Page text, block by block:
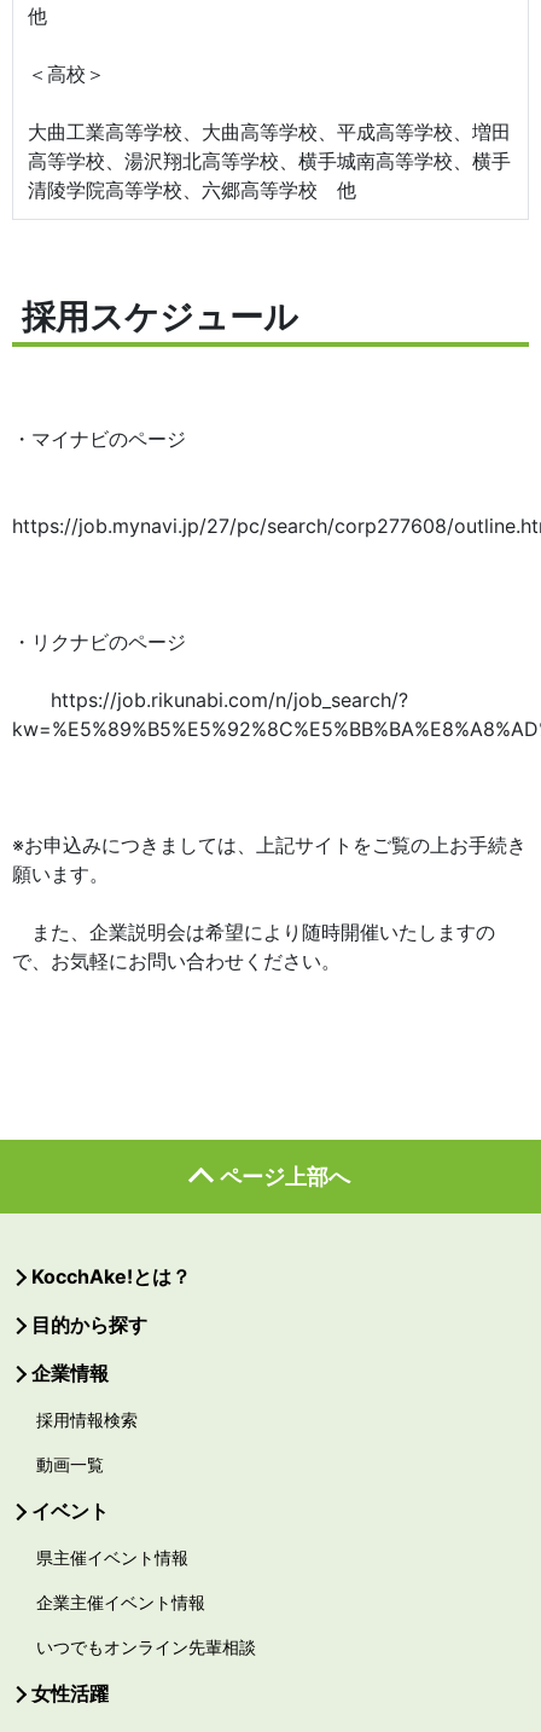
他
＜高校＞
大曲工業高等学校、大曲高等学校、平成高等学校、増田
高等学校、湯沢翔北高等学校、横手城南高等学校、横手
清陵学院高等学校、六郷高等学校 他
採用スケジュール
・マイナビのページ
https://job.mynavi.jp/27/pc/search/corp277608/
・リクナビのページ
https://job.rikunabi.com/n/job_search/?
※お申込みにつきましては、上記サイトをご覧の上お手続き
願います。
また、企業説明会は希望により随時開催いたしますの
で、お気軽にお問い合わせください。
ページ上部へ
KocchAke!とは？
目的から探す
企業情報
採用情報検索
動画一覧
イベント
県主催イベント情報
企業主催イベント情報
いつでもオンライン先輩相談
女性活躍